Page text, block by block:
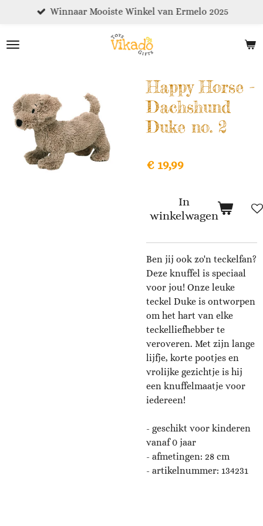
naar
Winnaar Mooiste Winkel van Ermelo 2025
Happy Horse -
Dachshund
Duke no. 2
€ 19,99
In
winkelwagen
Ben jij ook zo'n teckelfan?
Deze knuffel is speciaal
voor jou! Onze leuke
teckel Duke is ontworpen
om het hart van elke
teckelliefhebber te
veroveren. Met zijn lange
lijfje, korte pootjes en
vrolijke gezichtje is hij
een knuffelmaatje voor
iedereen!
- geschikt voor kinderen
vanaf 0 jaar
- afmetingen: 28 cm
- artikelnummer: 134231